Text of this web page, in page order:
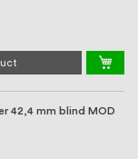
42,4 mm blind MOD